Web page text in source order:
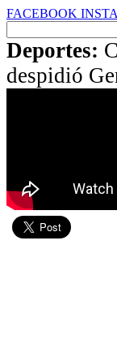
FACEBOOK
por:
Deportes:
despidió